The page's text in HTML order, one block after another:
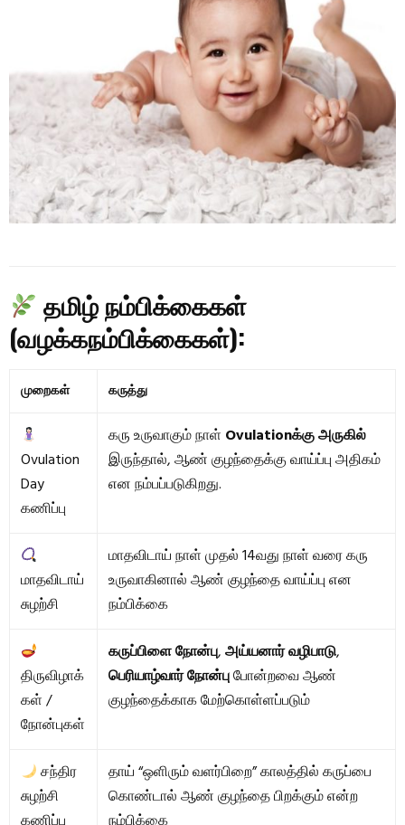
தமிழ் நம்பிக்கைகள்
(வழக்கநம்பிக்கைகள்):
முறைகள் கருத்து
Ovulation
Day
கணிப்பு
கரு உருவாகும் நாள் Ovulationக்கு அருகில்
இருந்தால், ஆண் குழந்தைக்கு வாய்ப்பு அதிகம்
என நம்பப்படுகிறது.
மாதவிடாய்
சுழற்சி
மாதவிடாய் நாள் முதல் 14வது நாள் வரை கரு
உருவாகினால் ஆண் குழந்தை வாய்ப்பு என
நம்பிக்கை
திருவிழாக்
கள் /
நோன்புகள்
கருப்பிளை நோன்பு,அய்யனார் வழிபாடு,
பெரியாழ்வார் நோன்புபோன்றவை ஆண்
குழந்தைக்காக மேற்கொள்ளப்படும்
சந்திர
சுழற்சி
தாய் “ஒளிரும் வளர்பிறை” காலத்தில் கருப்பை
கொண்டால் ஆண் குழந்தை பிறக்கும் என்ற